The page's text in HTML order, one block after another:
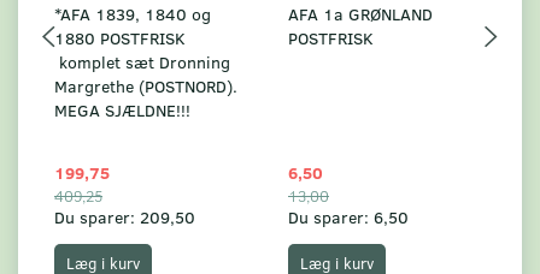
*AFA 1839, 1840 og
1880 POSTFRISK
komplet sæt Dronning
Margrethe (POSTNORD).
MEGA SJÆLDNE!!!
199,75
409,25
Du sparer: 209,50
Læg i kurv
AFA 1a GRØNLAND
POSTFRISK
6,50
13,00
Du sparer: 6,50
Læg i kurv